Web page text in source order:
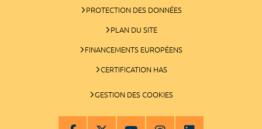
PROTECTION DES DONNÉES
PLAN DU SITE
FINANCEMENTS EUROPÉENS
CERTIFICATION HAS
GESTION DES COOKIES